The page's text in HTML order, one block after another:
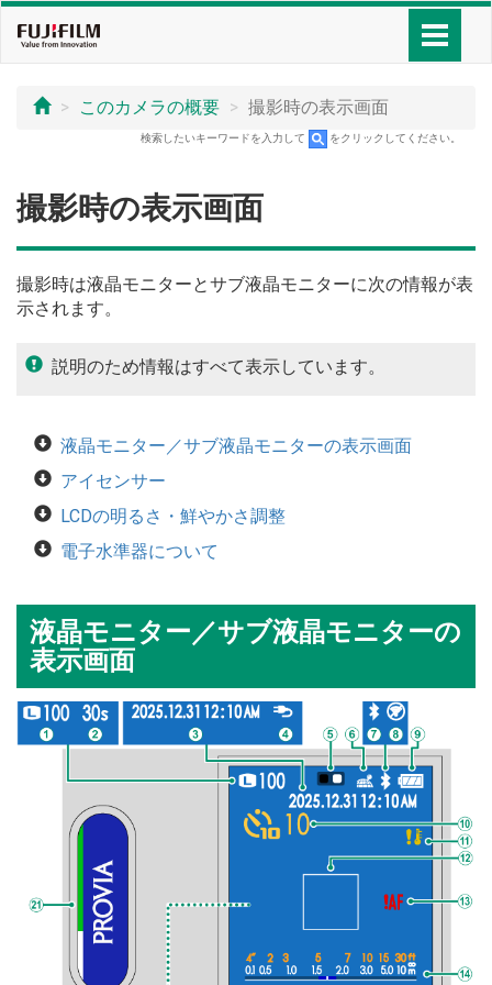
このカメラの概要 撮影時の表示画面
検索したいキーワードを入力して をクリックしてください。
撮影時の表示画面
撮影時は液晶モニターとサブ液晶モニターに次の情報が表
示されます。
説明のため情報はすべて表示しています。
液晶モニター／サブ液晶モニターの表示画面
アイセンサー
LCDの明るさ・鮮やかさ調整
電子水準器について
液晶モニター／サブ液晶モニターの
表示画面